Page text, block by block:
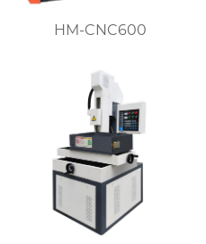
HM-CNC600